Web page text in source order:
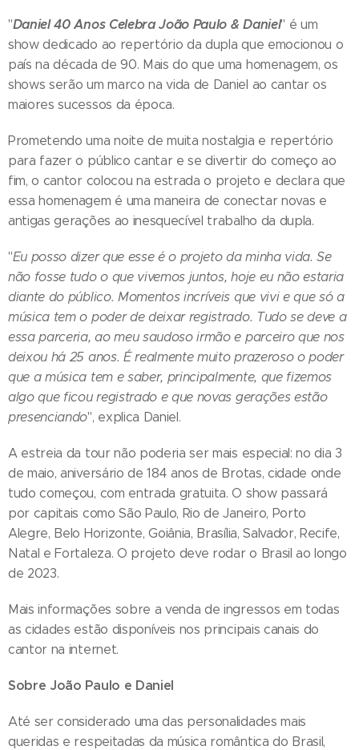
"Daniel 40 Anos Celebra João Paulo & Daniel" é um
show dedicado ao repertório da dupla que emocionou o
país na década de 90. Mais do que uma homenagem, os
shows serão um marco na vida de Daniel ao cantar os
maiores sucessos da época.
Prometendo uma noite de muita nostalgia e repertório
para fazer o público cantar e se divertir do começo ao
fim, o cantor colocou na estrada o projeto e declara que
essa homenagem é uma maneira de conectar novas e
antigas gerações ao inesquecível trabalho da dupla.
"Eu posso dizer que esse é o projeto da minha vida. Se
não fosse tudo o que vivemos juntos, hoje eu não estaria
diante do público. Momentos incríveis que vivi e que só a
música tem o poder de deixar registrado. Tudo se deve a
essa parceria, ao meu saudoso irmão e parceiro que nos
deixou há 25 anos. É realmente muito prazeroso o poder
que a música tem e saber, principalmente, que fizemos
algo que ficou registrado e que novas gerações estão
presenciando", explica Daniel.
A estreia da tour não poderia ser mais especial: no dia 3
de maio, aniversário de 184 anos de Brotas, cidade onde
tudo começou, com entrada gratuita. O show passará
por capitais como São Paulo, Rio de Janeiro, Porto
Alegre, Belo Horizonte, Goiânia, Brasília, Salvador, Recife,
Natal e Fortaleza. O projeto deve rodar o Brasil ao longo
de 2023.
Mais informações sobre a venda de ingressos em todas
as cidades estão disponíveis nos principais canais do
cantor na internet.
Sobre João Paulo e Daniel
Até ser considerado uma das personalidades mais
queridas e respeitadas da música romântica do Brasil,